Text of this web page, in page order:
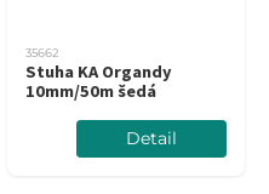
35662
Stuha KA Organdy
10mm/50m šedá
Detail